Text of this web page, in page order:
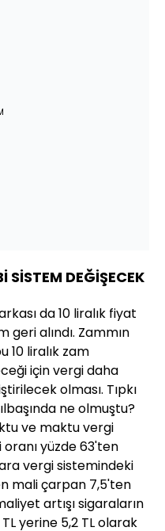
SİSTEM DEĞİŞECEK
da 10 liralık fiyat
geri alındı. Zammın
10 liralık zam
için vergi daha
olması. Tıpkı
ne olmuştu?
ve maktu vergi
yüzde 63'ten
vergi sistemindeki
mali çarpan 7,5'ten
artışı sigaraların
yerine 5,2 TL olarak